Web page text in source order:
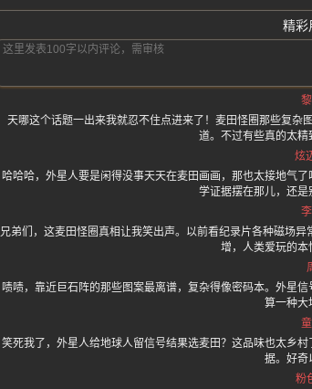
精彩
天哪这个话题一出来我就忍不住点进来了！麦田怪圈那些复杂
道。不过有些真的太精
炫
哈哈哈，外星人要是闲得没事天天在麦田画画，那也太接地气
学证据摆在那儿，还是
兄弟们，这麦田怪圈真相让我笑出声。以前看纪录片各种磁场
增，人类爱玩的本
啧啧，靠近巨石阵的那些图案最离谱，复杂得像密码本。外星
算一种大
笑死我了，外星人给地球人留信号结果选麦田？这品味也太乡
据。好奇
粉